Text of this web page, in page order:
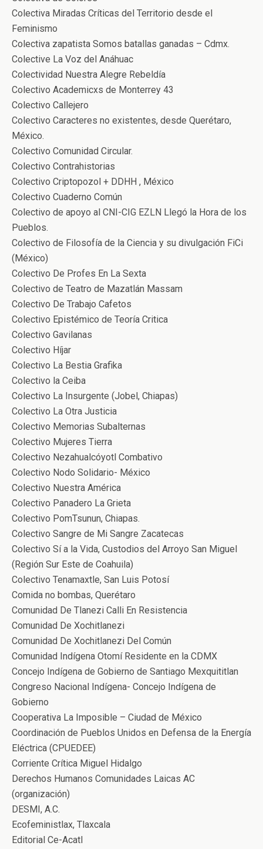
Colectiva Miradas Críticas del Territorio desde el
Feminismo
Colectiva zapatista Somos batallas ganadas – Cdmx.
Colective La Voz del Anáhuac
Colectividad Nuestra Alegre Rebeldía
Colectivo Academicxs de Monterrey 43
Colectivo Callejero
Colectivo Caracteres no existentes, desde Querétaro,
México.
Colectivo Comunidad Circular.
Colectivo Contrahistorias
Colectivo Criptopozol + DDHH , México
Colectivo Cuaderno Común
Colectivo de apoyo al CNI-CIG EZLN Llegó la Hora de los
Pueblos.
Colectivo de Filosofía de la Ciencia y su divulgación FiCi
(México)
Colectivo De Profes En La Sexta
Colectivo de Teatro de Mazatlán Massam
Colectivo De Trabajo Cafetos
Colectivo Epistémico de Teoría Critica
Colectivo Gavilanas
Colectivo Híjar
Colectivo La Bestia Grafika
Colectivo la Ceiba
Colectivo La Insurgente (Jobel, Chiapas)
Colectivo La Otra Justicia
Colectivo Memorias Subalternas
Colectivo Mujeres Tierra
Colectivo Nezahualcóyotl Combativo
Colectivo Nodo Solidario- México
Colectivo Nuestra América
Colectivo Panadero La Grieta
Colectivo PomTsunun, Chiapas.
Colectivo Sangre de Mi Sangre Zacatecas
Colectivo Sí a la Vida, Custodios del Arroyo San Miguel
(Región Sur Este de Coahuila)
Colectivo Tenamaxtle, San Luis Potosí
Comida no bombas, Querétaro
Comunidad De Tlanezi Calli En Resistencia
Comunidad De Xochitlanezi
Comunidad De Xochitlanezi Del Común
Comunidad Indígena Otomí Residente en la CDMX
Concejo Indígena de Gobierno de Santiago Mexquititlan
Congreso Nacional Indígena- Concejo Indígena de
Gobierno
Cooperativa La Imposible – Ciudad de México
Coordinación de Pueblos Unidos en Defensa de la Energía
Eléctrica (CPUEDEE)
Corriente Crítica Miguel Hidalgo
Derechos Humanos Comunidades Laicas AC
(organización)
DESMI, A.C.
Ecofeministlax, Tlaxcala
Editorial Ce-Acatl